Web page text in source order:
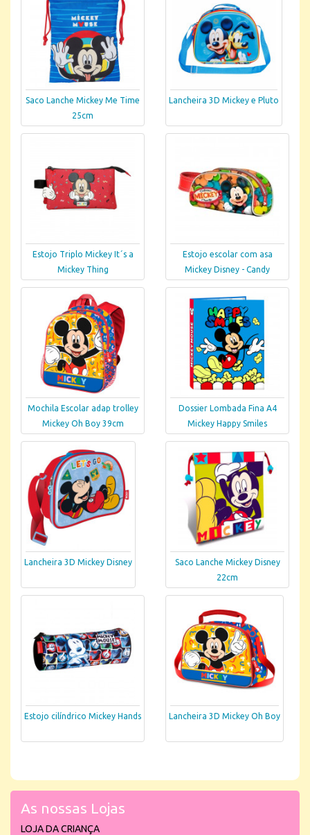
Saco Lanche Mickey Me Time
25cm
Lancheira 3D Mickey e Pluto
Estojo Triplo Mickey It´s a
Mickey Thing
Estojo escolar com asa
Mickey Disney - Candy
Mochila Escolar adap trolley
Mickey Oh Boy 39cm
Dossier Lombada Fina A4
Mickey Happy Smiles
Lancheira 3D Mickey Disney
Saco Lanche Mickey Disney
22cm
Estojo cilíndrico Mickey Hands Lancheira 3D Mickey Oh Boy
As nossas Lojas
LOJA DA CRIANÇA